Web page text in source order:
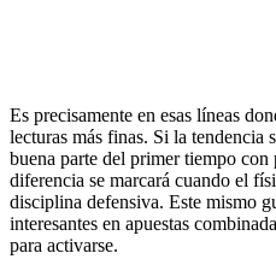
Es precisamente en esas líneas
lecturas más finas. Si la tendencia
buena parte del primer tiempo con
diferencia se marcará cuando el
disciplina defensiva. Este mismo
interesantes en apuestas
para activarse.